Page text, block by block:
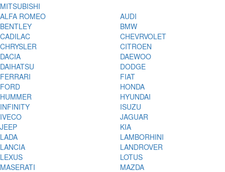
MITSUBISHI
ALFA ROMEO
AUDI
BENTLEY
BMW
CADILAC
CHEVRVOLET
CHRYSLER
CITROEN
DACIA
DAEWOO
DAIHATSU
DODGE
FERRARI
FIAT
FORD
HONDA
HUMMER
HYUNDAI
INFINITY
ISUZU
IVECO
JAGUAR
JEEP
KIA
LADA
LAMBORHINI
LANCIA
LANDROVER
LEXUS
LOTUS
MASERATI
MAZDA